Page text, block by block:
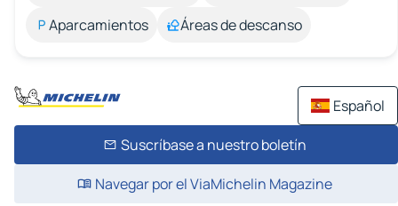
Aparcamientos
Áreas de descanso
Español
Suscríbase a nuestro boletín
Navegar por el ViaMichelin Magazine